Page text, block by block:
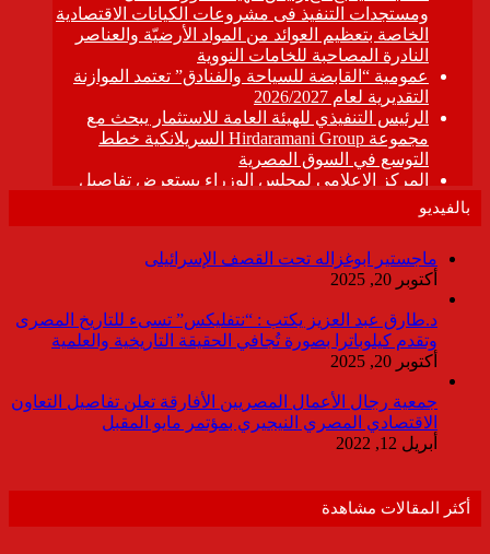
بالفيديو
ماجستير ابوغزاله تحت القصف الإسرائيلى
أكتوبر 20, 2025
د.طارق عبد العزيز يكتب : “نتفليكس” تسىء للتاريخ المصرى
وتقدم كيلوباترا بصورة تُجافي الحقيقة التاريخية والعلمية
أكتوبر 20, 2025
جمعية رجال الأعمال المصريين الأفارقة تعلن تفاصيل التعاون
الاقتصادي المصري النيجيري بمؤتمر مايو المقبل
أبريل 12, 2022
أكثر المقالات مشاهدة